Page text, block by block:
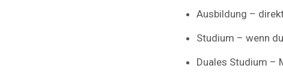
Ausbildung –
Studium – wenn
Duales Studium –